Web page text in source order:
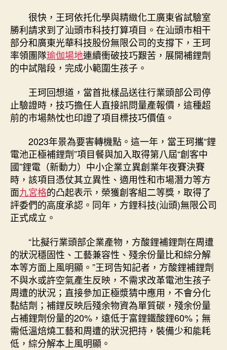
很快，王珂依托化學與精緻化工廣東省試驗室
勝利請求到了汕頭市科技打算項目。在汕頭市相干
部分和廣東光華科技股份無限公司的支撐下，王珂
率領團隊瑜伽場地連續衝破技巧艱苦，展開補鋰劑
的中試階段，完成小範圍生孩子。
王珂回想道，當首批樣品送往行業頭部公司停
止驗證時，技巧擔任人直接訊問量產報價，這種超
前的市場熱忱也印證了項目標技巧價值。
2023年景為要害轉機點。這一年，當王珂攜“鋰
電池正極補鋰劑”項目餐與加入取得第八屆“創客中
國”鋰電（新動力）中小企業立異創業年夜賽決賽
時，該項目憑仗其立異性、適用性和市場潛力等方
面九宮格的凸起表示，榮獲創客組二等獎，取得了
評委們的高度承認。同年，方鋰科技(汕頭)無限公司
正式成立。
“比擬行業頭部企業產物，方酸鋰補鋰劑在周遭
的狀況穩固性、工藝兼容性、殘余份量比和綜分解
本等方面上風明顯。”王珂告知記者，方酸鋰補鋰劑
不與水或許空氣產生反映，不需求改革電池生孩子
周遭的狀況；直接參加正極漿猜中應用，不會分化
黏結劑；補鋰反映后殘余物資為單質碳，殘余份量
占補鋰劑份量的20%，遠低于富鋰鐵酸鋰60%；無
需低溫焙燒工藝和周遭的狀況把持，裝備少和能耗
低，綜分解本上風明顯。